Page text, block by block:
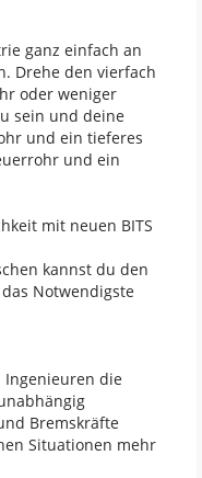
ganz einfach an
Drehe den vierfach
oder weniger
sein und deine
und ein tieferes
und ein
mit neuen BITS
kannst du den
Notwendigste
Ingenieuren die
Bremskräfte
Situationen mehr